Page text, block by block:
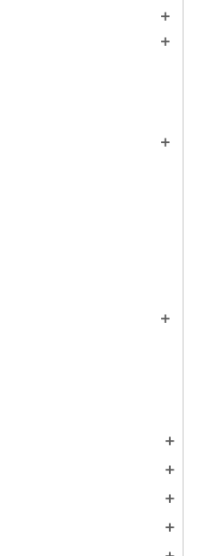
add
add
add
add
add
add
add
add